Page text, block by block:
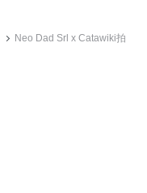
Neo Dad Srl x Catawiki拍